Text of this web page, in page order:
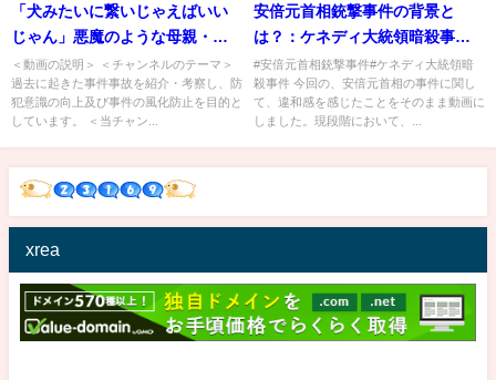
「犬みたいに繋いじゃえばいい
じゃん」悪魔のような母親・藤
本彩香
＜動画の説明＞ ＜チャンネルのテーマ＞
過去に起きた事件事故を紹介・考察し、防
犯意識の向上及び事件の風化防止を目的と
しています。 ＜当チャン...
安倍元首相銃撃事件の背景と
は？：ケネディ大統領暗殺事件
と酷似？背景には例の大国の存
在
#安倍元首相銃撃事件#ケネディ大統領暗
殺事件 今回の、安倍元首相の事件に関し
て、違和感を感じたことをそのまま動画に
しました。現段階において、...
xrea